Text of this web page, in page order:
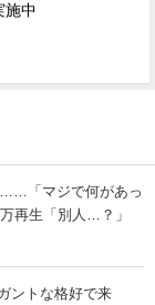
施中
「マジで何があっ
再生「別人…？」
ントな格好で来